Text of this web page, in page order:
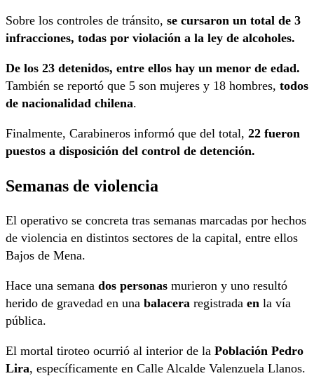
Sobre los controles de tránsito, se cursaron un total de 3
infracciones, todas por violación a la ley de alcoholes.
De los 23 detenidos, entre ellos hay un menor de edad.
También se reportó que 5 son mujeres y 18 hombres, todos
de nacionalidad chilena.
Finalmente, Carabineros informó que del total, 22 fueron
puestos a disposición del control de detención.
Semanas de violencia
El operativo se concreta tras semanas marcadas por hechos
de violencia en distintos sectores de la capital, entre ellos
Bajos de Mena.
Hace una semana dos personas murieron y uno resultó
herido de gravedad en una balacera registrada en la vía
pública.
El mortal tiroteo ocurrió al interior de la Población Pedro
Lira, específicamente en Calle Alcalde Valenzuela Llanos.